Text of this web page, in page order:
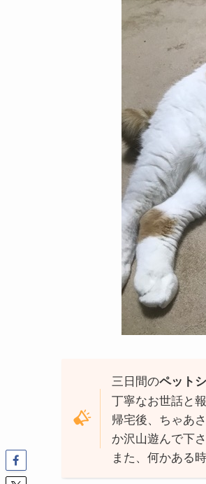
三日間のペット
丁寧なお世話と
帰宅後、ちゃあ
か沢山遊んで下
また、何かある